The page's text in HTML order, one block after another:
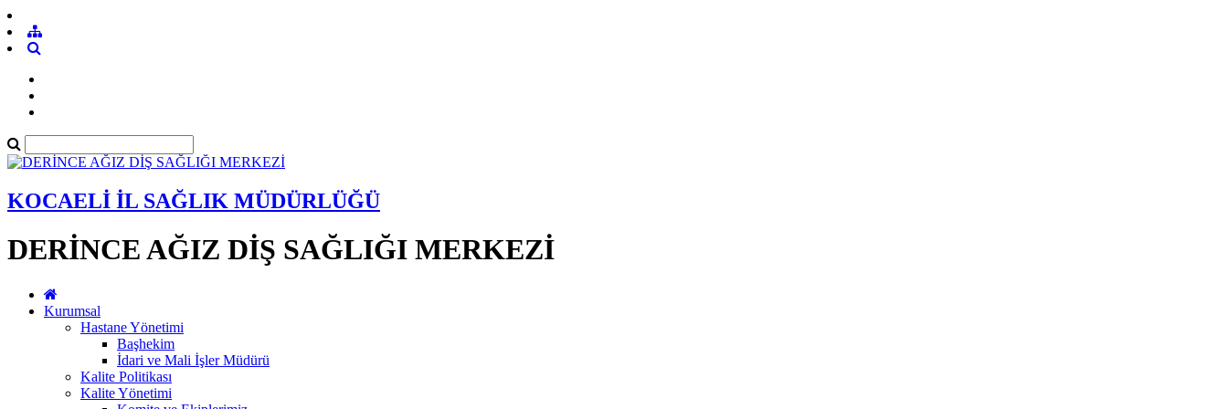
KOCAELİ İL SAĞLIK MÜDÜRLÜĞÜ
DERİNCE AĞIZ DİŞ SAĞLIĞI MERKEZİ
Kurumsal
Hastane Yönetimi
Başhekim
İdari ve Mali İşler Müdürü
Kalite Politikası
Kalite Yönetimi